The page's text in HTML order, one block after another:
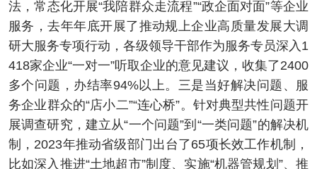
法，常态化开展“我陪群众走流程”“政企面对面”等企业
服务，去年年底开展了推动规上企业高质量发展大调
研大服务专项行动，各级领导干部作为服务专员深入1
418家企业“一对一”听取企业的意见建议，收集了2400
多个问题，办结率94%以上。三是当好解决问题、服
务企业群众的“店小二”“连心桥”。针对典型共性问题开
展调查研究，建立从“一个问题”到“一类问题”的解决机
制，2023年推动省级部门出台了65项长效工作机制，
比如深入推进“土地超市”制度、实施“机器管规划”、推